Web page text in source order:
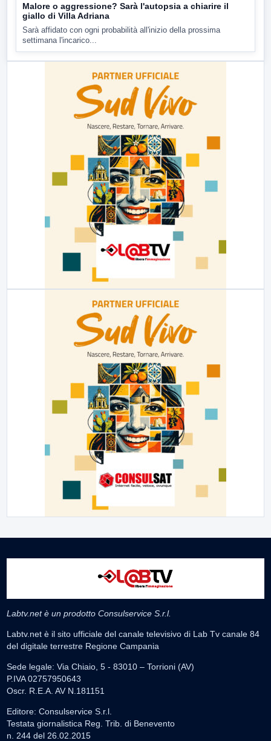
Malore o aggressione? Sarà l'autopsia a chiarire il
giallo di Villa Adriana
Sarà affidato con ogni probabilità all'inizio della prossima
settimana l'incarico...
Labtv.net è un prodotto Consulservice S.r.l.
Labtv.net è il sito ufficiale del canale televisivo di Lab Tv canale 84
del digitale terrestre Regione Campania
Sede legale: Via Chiaio, 5 - 83010 – Torrioni (AV)
P.IVA 02757950643
Oscr. R.E.A. AV N.181151
Editore: Consulservice S.r.l.
Testata giornalistica Reg. Trib. di Benevento
n. 244 del 26.02.2015